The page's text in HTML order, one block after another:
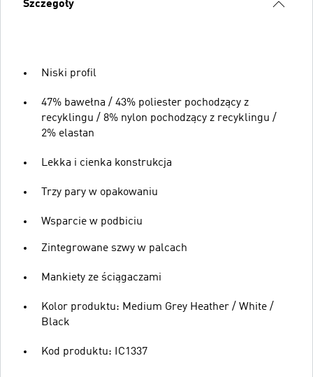
Szczegóły
Niski profil
47% bawełna / 43% poliester pochodzący z
recyklingu / 8% nylon pochodzący z recyklingu /
2% elastan
Lekka i cienka konstrukcja
Trzy pary w opakowaniu
Wsparcie w podbiciu
Zintegrowane szwy w palcach
Mankiety ze ściągaczami
Kolor produktu: Medium Grey Heather / White /
Black
Kod produktu: IC1337